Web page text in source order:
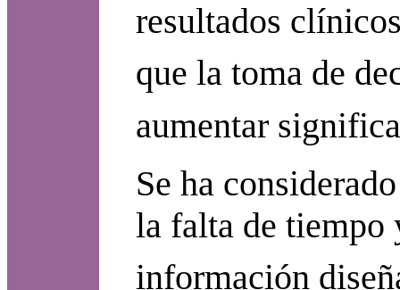
resultados
que la toma de
aumentar
Se ha
la falta de tiempo
información